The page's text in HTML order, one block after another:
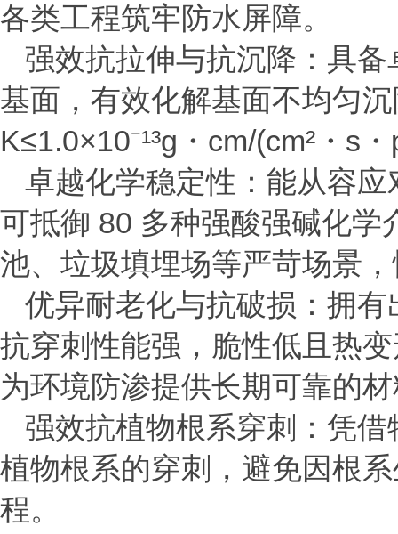
各类工程筑牢防水屏障。
强效抗拉伸与抗沉降：具
基面，有效化解基面不均匀
K≤1.0×10⁻¹³g ・ cm/(cm²・ s ・
卓越化学稳定性：能从容
可抵御 80 多种强酸强碱化学
池、垃圾填埋场等严苛场景
优异耐老化与抗破损：拥
抗穿刺性能强，脆性低且热
为环境防渗提供长期可靠的
强效抗植物根系穿刺：凭
植物根系的穿刺，避免因根
程。